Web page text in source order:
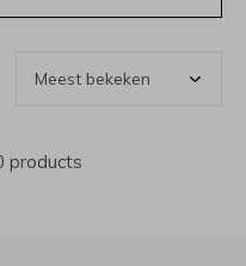
products